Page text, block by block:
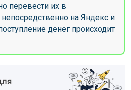
перевести их в
на Яндекс и
денег происходит